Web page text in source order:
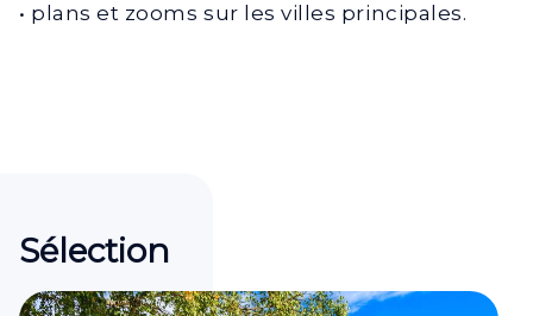
• plans et zooms sur les villes principales.
Sélection